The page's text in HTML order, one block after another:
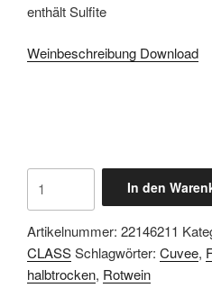
enthält Sulfite
Weinbeschreibung Download
ROTWEIN
First
Class
halbtrocken
In den
Artikelnummer: 22146211
CLASSSchlagwörter: Cuvee,
halbtrocken, Rotwein